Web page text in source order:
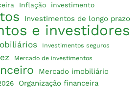
Inflação investimento
Investimentos de longo prazo
e investidores
Investimentos seguros
Mercado de investimentos
Mercado imobiliário
Organização financeira